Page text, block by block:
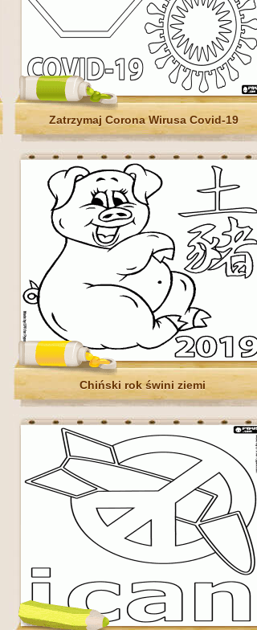
Zatrzymaj Corona Wirusa Covid-19
Chiński rok świni ziemi